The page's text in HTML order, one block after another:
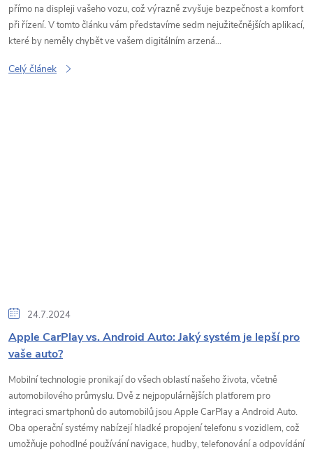
přímo na displeji vašeho vozu, což výrazně zvyšuje bezpečnost a komfort
při řízení. V tomto článku vám představíme sedm nejužitečnějších aplikací,
které by neměly chybět ve vašem digitálním arzená...
Celý článek
24.7.2024
Apple CarPlay vs. Android Auto: Jaký systém je lepší pro
vaše auto?
Mobilní technologie pronikají do všech oblastí našeho života, včetně
automobilového průmyslu. Dvě z nejpopulárnějších platforem pro
integraci smartphonů do automobilů jsou Apple CarPlay a Android Auto.
Oba operační systémy nabízejí hladké propojení telefonu s vozidlem, což
umožňuje pohodlné používání navigace, hudby, telefonování a odpovídání